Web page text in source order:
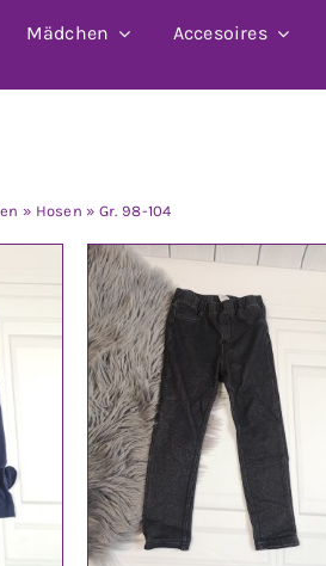
Mädchen Accesoires
» Hosen » Gr. 98-104